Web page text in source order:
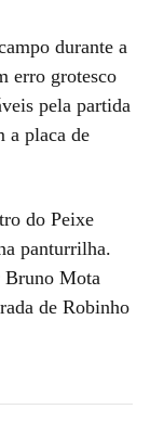
durante a
erro grotesco
pela partida
a placa de
do Peixe
panturrilha.
Bruno Mota
de Robinho